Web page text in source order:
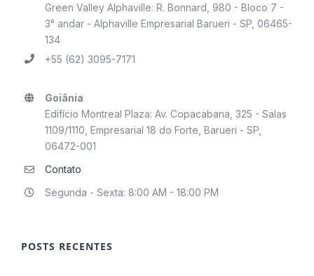
Green Valley Alphaville: R. Bonnard, 980 - Bloco 7 -
3° andar - Alphaville Empresarial Barueri - SP, 06465-
134
+55 (62) 3095-7171
Goiânia
Edifício Montreal Plaza: Av. Copacabana, 325 - Salas
1109/1110, Empresarial 18 do Forte, Barueri - SP,
06472-001
Contato
Segunda - Sexta: 8:00 AM - 18:00 PM
POSTS RECENTES